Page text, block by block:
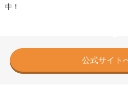
中！
公式サイト